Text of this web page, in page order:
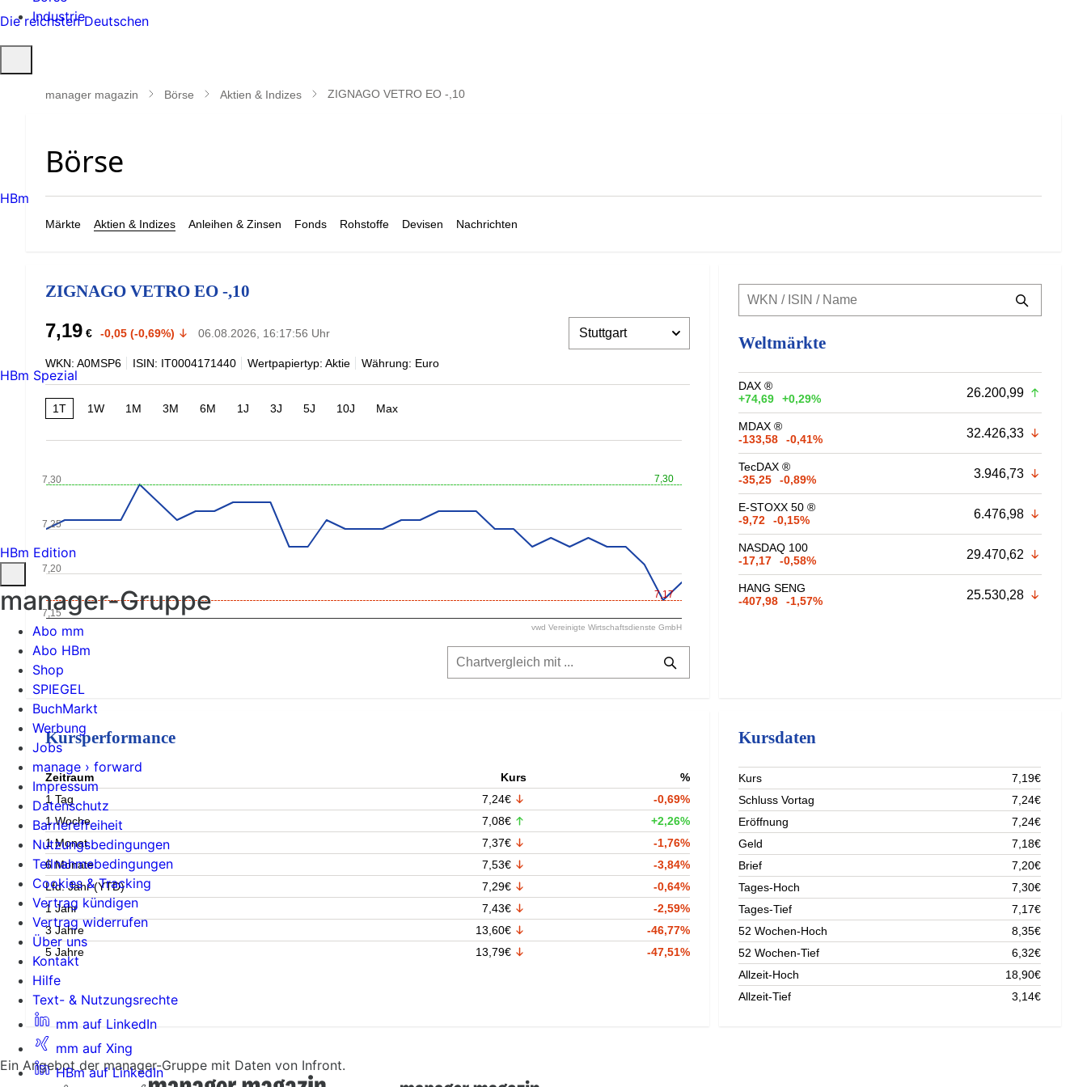
Industrie
öffnen
manager magazin Börse Aktien & Indizes ZIGNAGO VETRO EO -,10
Märkte Aktien & Indizes Anleihen & Zinsen Fonds Rohstoffe Devisen Nachrichten
ZIGNAGO VETRO EO -,10
7,19 € -0,05 (-0,69%) 06.08.2026, 16:17:56 Uhr
WKN: A0MSP6 ISIN: IT0004171440 Wertpapiertyp: Aktie Währung: Euro
1T 1W 1M 3M 6M 1J 3J 5J 10J Max
7,30
7,17
7,15
7,20
7,25
7,30
vwd Vereinigte Wirtschaftsdienste GmbH
Weltmärkte
DAX ®
+74,69
+0,29% 26.200,99
MDAX ®
-133,58
-0,41% 32.426,33
TecDAX ®
-35,25
-0,89% 3.946,73
E-STOXX 50 ®
-9,72
-0,15% 6.476,98
NASDAQ 100
-17,17
-0,58% 29.470,62
HANG SENG
-407,98
-1,57% 25.530,28
Kursperformance
Zeitraum Kurs
%
1 Tag
7,24€
-0,69%
1 Woche
7,08€
+2,26%
1 Monat
7,37€
-1,76%
6 Monate
7,53€
-3,84%
Lfd. Jahr (YTD)
7,29€
-0,64%
1 Jahr
7,43€
-2,59%
3 Jahre
13,60€
-46,77%
5 Jahre
13,79€ -47,51%
Kursdaten
Kurs
7,19€
Schluss Vortag
7,24€
Eröffnung
7,24€
Geld
7,18€
Brief
7,20€
Tages-Hoch
7,30€
Tages-Tief
7,17€
52 Wochen-Hoch
8,35€
52 Wochen-Tief
6,32€
Allzeit-Hoch
18,90€
Allzeit-Tief
3,14€
Ein Angebot der manager-Gruppe mit Daten von Infront.
Die reichsten Deutschen
HBm
HBm Spezial
HBm Edition
manager-Gruppe
Abo mm
Abo HBm
Shop
SPIEGEL
BuchMarkt
Werbung
Jobs
manage › forward
Impressum
Datenschutz
Barrierefreiheit
Nutzungsbedingungen
Teilnahmebedingungen
Cookies & Tracking
Vertrag kündigen
Vertrag widerrufen
Über uns
Kontakt
Hilfe
Text- & Nutzungsrechte
mm auf LinkedIn
mm auf Xing
HBm auf LinkedIn